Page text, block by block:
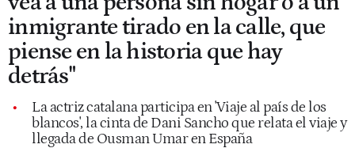
inmigrante tirado en la calle, que
piense en la historia que hay
detrás"
La actriz catalana participa en 'Viaje al país de los
blancos', la cinta de Dani Sancho que relata el viaje y
llegada de Ousman Umar en España